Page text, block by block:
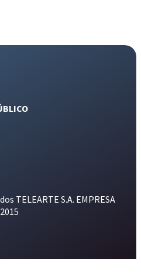
TELEARTE S.A. EMPRESA